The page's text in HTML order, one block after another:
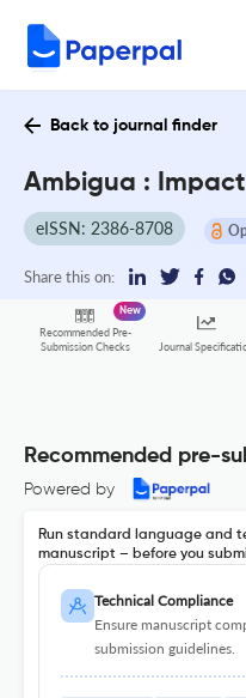
Back to journal finder
Ambigua :
eISSN: 2386-8708
Share this on:
Recommended Pre-
Submission Checks
New
Journal
Recommended pre-
Powered by
Run standard language and
manuscript – before you
Technical Compliance
Ensure manuscript
submission guidelines.